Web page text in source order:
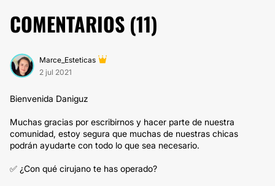
COMENTARIOS (11)
Marce_Esteticas
2 jul 2021
Bienvenida Daniguz
Muchas gracias por escribirnos y hacer parte de nuestra
comunidad, estoy segura que muchas de nuestras chicas
podrán ayudarte con todo lo que sea necesario.
✅ ¿Con qué cirujano te has operado?